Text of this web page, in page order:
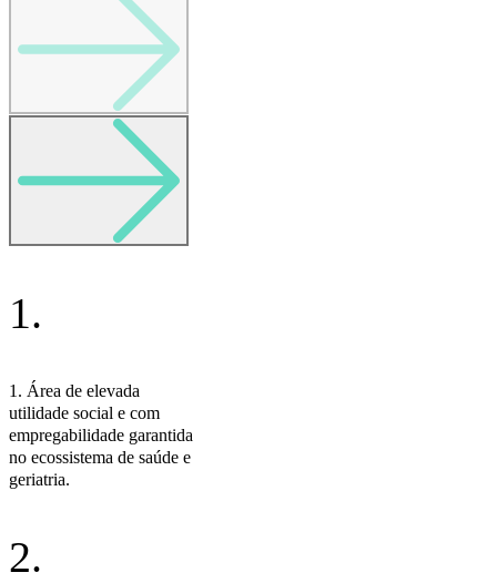
1.
1. Área de elevada
utilidade social e com
empregabilidade garantida
no ecossistema de saúde e
geriatria.
2.